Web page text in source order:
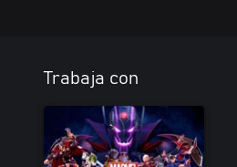
Trabaja con